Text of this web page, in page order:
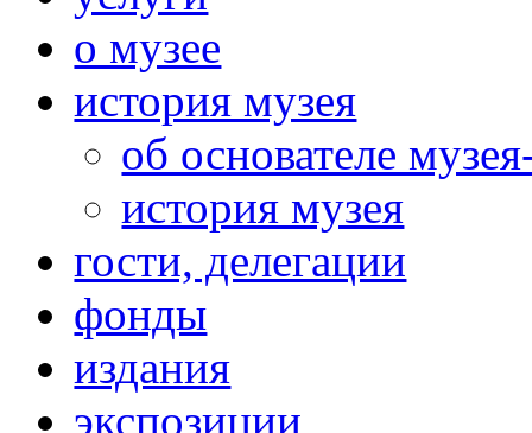
о музее
история музея
об основателе
история музея
гости, делегации
фонды
издания
экспозиции